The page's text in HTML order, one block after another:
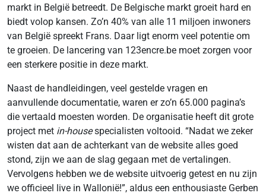
markt in België betreedt. De Belgische markt groeit hard en
biedt volop kansen. Zo’n 40% van alle 11 miljoen inwoners
van België spreekt Frans. Daar ligt enorm veel potentie om
te groeien. De lancering van 123encre.be moet zorgen voor
een sterkere positie in deze markt.
Naast de handleidingen, veel gestelde vragen en
aanvullende documentatie, waren er zo’n 65.000 pagina’s
die vertaald moesten worden. De organisatie heeft dit grote
project met in-housespecialisten voltooid. “Nadat we zeker
wisten dat aan de achterkant van de website alles goed
stond, zijn we aan de slag gegaan met de vertalingen.
Vervolgens hebben we de website uitvoerig getest en nu zijn
we officieel live in Wallonië!”, aldus een enthousiaste Gerben